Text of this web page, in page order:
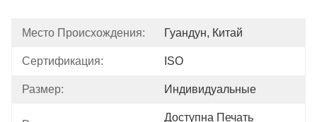
Место Происхождения: Гуандун, Китай
Сертификация: ISO
Размер: Индивидуальные
Доступна Печать